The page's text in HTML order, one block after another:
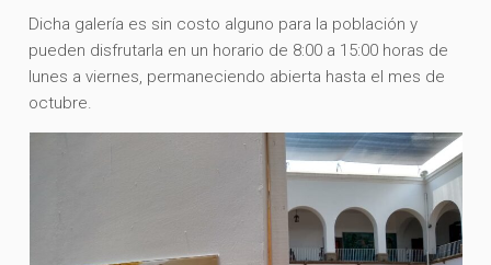
Dicha galería es sin costo alguno para la población y
pueden disfrutarla en un horario de 8:00 a 15:00 horas de
lunes a viernes, permaneciendo abierta hasta el mes de
octubre.